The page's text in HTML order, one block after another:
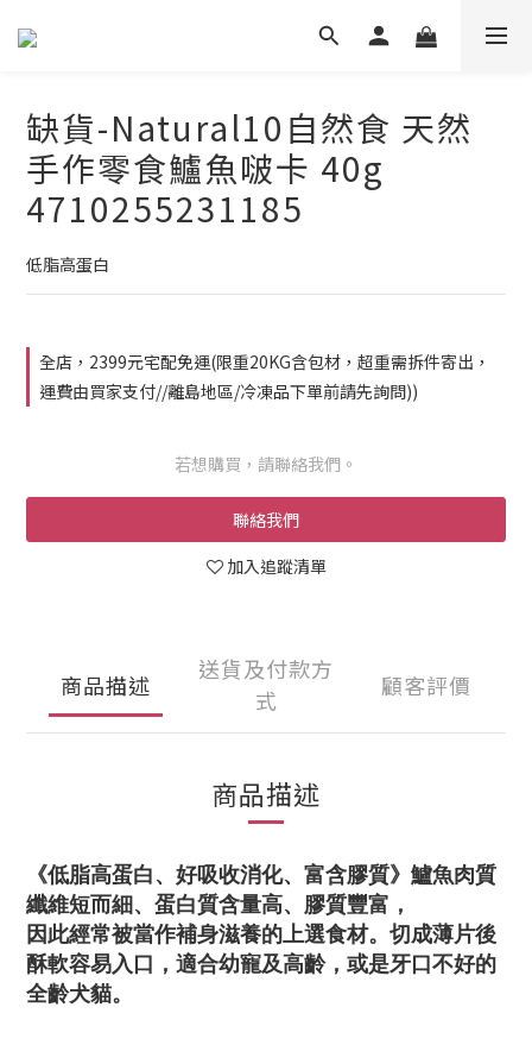
缺貨-Natural10自然食 天然
手作零食鱸魚啵卡 40g
4710255231185
低脂高蛋白
全店，2399元宅配免運(限重20KG含包材，超重需拆件寄出，
運費由買家支付//離島地區/冷凍品下單前請先詢問))
若想購買，請聯絡我們。
聯絡我們
加入追蹤清單
商品描述
送貨及付款方
式
顧客評價
商品描述
《低脂高蛋白、好吸收消化、富含膠質》鱸魚肉質
纖維短而細、蛋白質含量高、膠質豐富，
因此經常被當作補身滋養的上選食材。切成薄片後
酥軟容易入口，適合幼寵及高齡，或是牙口不好的
全齡犬貓。